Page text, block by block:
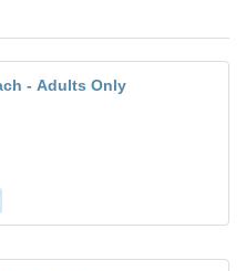
- Adults Only